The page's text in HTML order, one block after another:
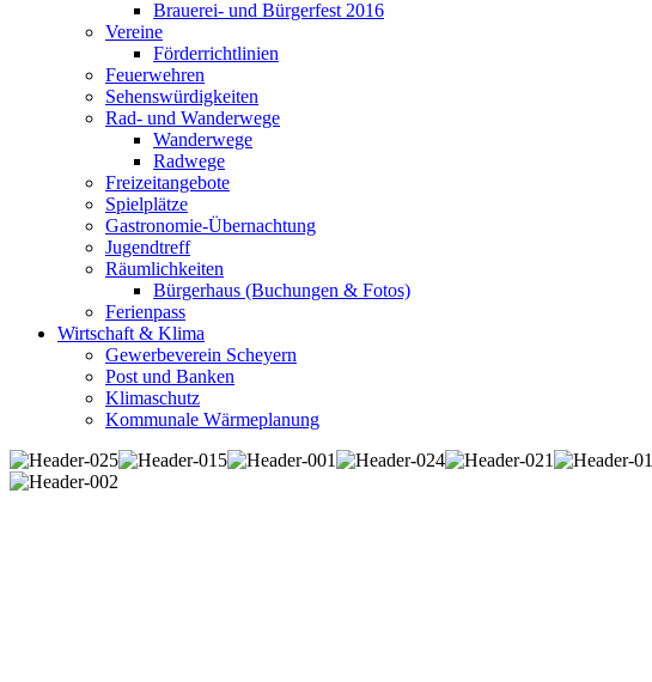
Brauerei- und Bürgerfest 2016
Vereine
Förderrichtlinien
Feuerwehren
Sehenswürdigkeiten
Rad- und Wanderwege
Wanderwege
Radwege
Freizeitangebote
Spielplätze
Gastronomie-Übernachtung
Jugendtreff
Räumlichkeiten
Bürgerhaus (Buchungen & Fotos)
Ferienpass
Wirtschaft & Klima
Gewerbeverein Scheyern
Post und Banken
Klimaschutz
Kommunale Wärmeplanung